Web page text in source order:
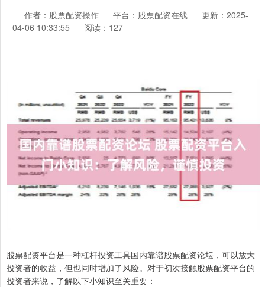
作者：股票配资操作 平台：股票配资在线
更新：2025-
04-06 10:33:55
阅读：127
股票配资平台是一种杠杆投资工具国内靠谱股票配资论坛，可以放大
投资者的收益，但也同时增加了风险。对于初次接触股票配资平台的
投资者来说，了解以下小知识至关重要：